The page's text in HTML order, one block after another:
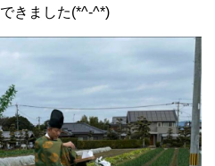
きました(*^-^*)